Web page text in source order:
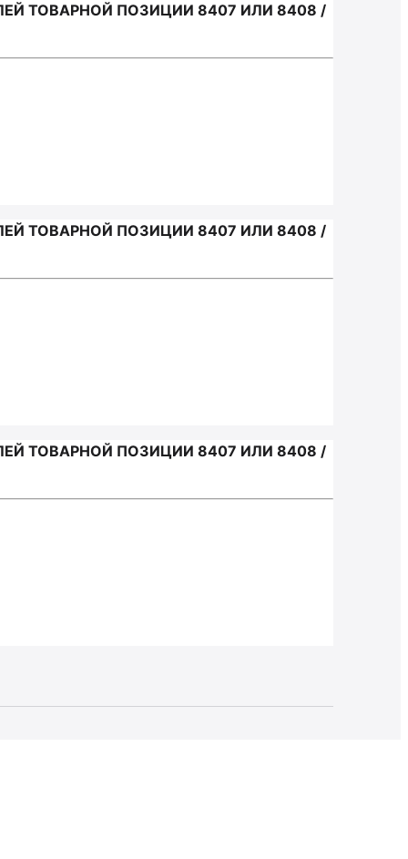
ТОВАРНОЙ ПОЗИЦИИ 8407 ИЛИ 8408 /
ТОВАРНОЙ ПОЗИЦИИ 8407 ИЛИ 8408 /
ТОВАРНОЙ ПОЗИЦИИ 8407 ИЛИ 8408 /